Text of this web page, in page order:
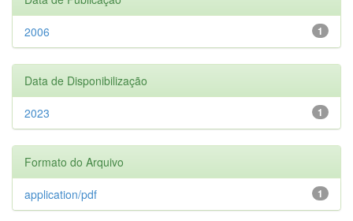
1
2006
Data de Disponibilização
1
2023
Formato do Arquivo
1
application/pdf